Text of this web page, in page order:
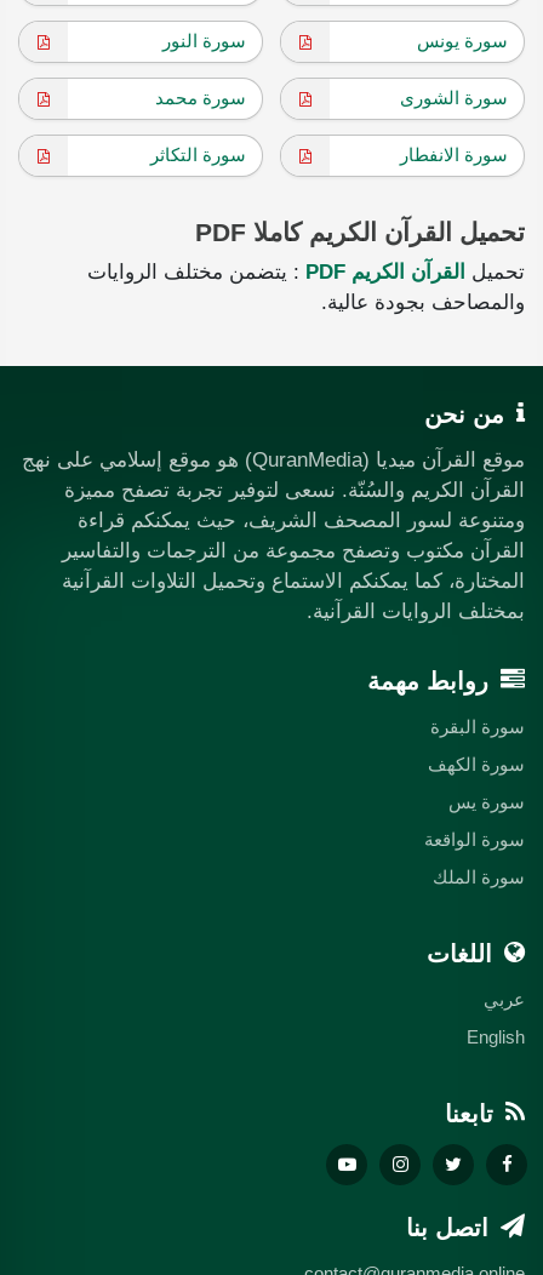
سورة يونس سورة النور
سورة الشورى سورة محمد
سورة الانفطار سورة التكاثر
تحميل القرآن الكريم كاملا PDF
تحميل القرآن الكريم PDF
: يتضمن مختلف الروايات
والمصاحف بجودة عالية.
من نحن
موقع القرآن ميديا (QuranMedia) هو موقع إسلامي على نهج
القرآن الكريم والسُنّة. نسعى لتوفير تجربة تصفح مميزة
ومتنوعة لسور المصحف الشريف، حيث يمكنكم قراءة
القرآن مكتوب وتصفح مجموعة من الترجمات والتفاسير
المختارة، كما يمكنكم الاستماع وتحميل التلاوات القرآنية
بمختلف الروايات القرآنية.
روابط مهمة
سورة البقرة
سورة الكهف
سورة يس
سورة الواقعة
سورة الملك
اللغات
عربي
English
تابعنا
اتصل بنا